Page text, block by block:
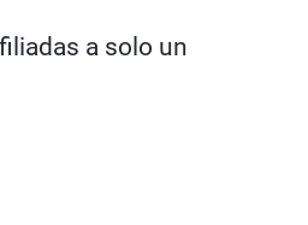
a solo un